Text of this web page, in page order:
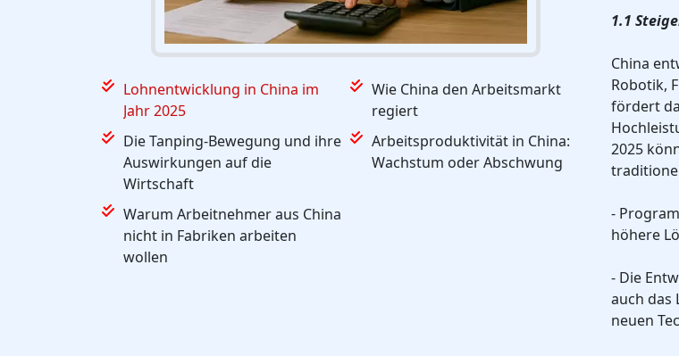
Lohnentwicklung in China im
Jahr 2025
Wie China den Arbeitsmarkt
regiert
Die Tanping-Bewegung und ihre
Auswirkungen auf die
Wirtschaft
Arbeitsproduktivität in China:
Wachstum oder Abschwung
Warum Arbeitnehmer aus China
nicht in Fabriken arbeiten
wollen
1.1
China
Robotik,
fördert
2025
-
höhere
- Die
auch das
neuen